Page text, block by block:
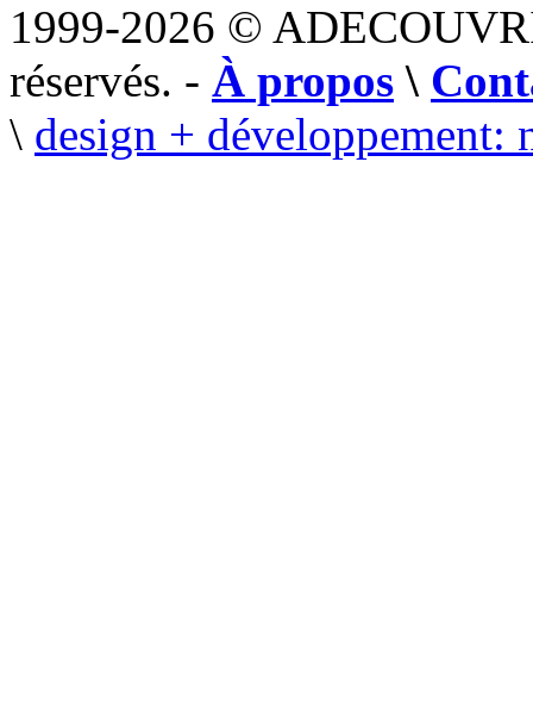
1999-2026 ©
réservés. - À propos \
\ design + développement: